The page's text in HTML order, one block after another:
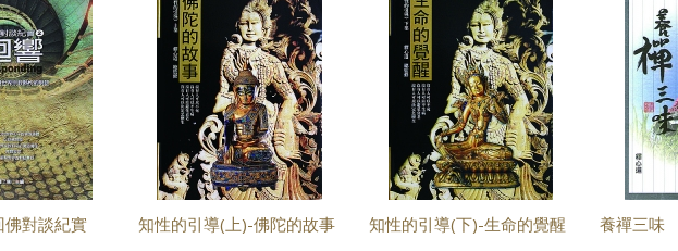
Buddhist Voyage Beyond
Death is exceptional in its
philosophical richness and
comprehensiveness and its
unique style. Integrating the
wisdom of a living Buddhist
Master--his cosmological
vision, the philosophy of
both Mahayana and
Vajrayana, and deep
心 「二愛」愛
三好」身好、
四給」給人歡
給人希望、給
正面、積極、
力 「六度」布
、精進、禪
去了解，從觀照去修行，從實
相去覺受。 真正的「禪」是直
接在現實生活中離相，怎麼一
針見血去面對生活，讓心活起
來，行雲流水，應無所住而生
其心，不受著相的困擾。 《心
經》就是禪的修行理路，也是
觀音菩薩耳根圓通的原理。 ★
《心經直契：空性的道路》為
靈鷲山心道法師以他多年修行
觀音法門及耳根圓通法，將近
佛對談紀實 知性的引導(上)-佛陀的故事 知性的引導(下)-生命的覺醒 養禪三味